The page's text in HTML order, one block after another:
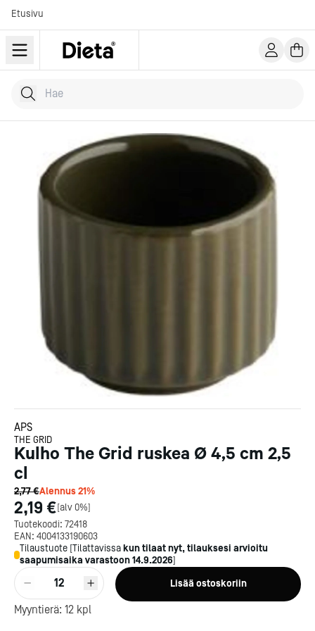
Etusivu
Hae tuotteita
Kirjoita hakusana...
APS
THE GRID
Kulho The Grid ruskea Ø 4,5 cm 2,5
cl
2,77 €Alennus21%
2,19 €[alv 0%]
Tuotekoodi: 72418
EAN: 4004133190603
Tilaustuote [Tilattavissa kun tilaat nyt, tilauksesi arvioitu
saapumisaika varastoon14.9.2026]
12 Lisää ostoskoriin
Myyntierä: 12 kpl
Kotipizza on vuonna 1987
perustettu yritys, jolla on yli
300 ravintolaa eri puolella
Suomea. Dieta on tehnyt